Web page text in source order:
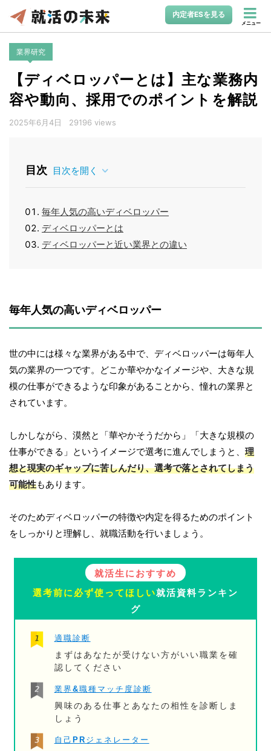
内定者ESを見る
メニュー
業界研究
【ディベロッパーとは】主な業務内
容や動向、採用でのポイントを解説
2025年6月4日 29196 views
目次 目次を開く
毎年人気の高いディベロッパー
ディベロッパーとは
ディベロッパーと近い業界との違い
毎年人気の高いディベロッパー
世の中には様々な業界がある中で、ディベロッパーは毎年人
気の業界の一つです。どこか華やかなイメージや、大きな規
模の仕事ができるような印象があることから、憧れの業界と
されています。
しかしながら、漠然と「華やかそうだから」「大きな規模の
仕事ができる」というイメージで選考に進んでしまうと、 理
想と現実のギャップに苦しんだり、選考で落とされてしまう
可能性もあります。
そのためディベロッパーの特徴や内定を得るためのポイント
をしっかりと理解し、就職活動を行いましょう。
就活生におすすめ
選考前に必ず使ってほしい就活資料ランキン
グ
適職診断
まずはあなたが受けない方がいい職業を確
認してください
業界&職種マッチ度診断
興味のある仕事とあなたの相性を診断しま
しょう
自己PRジェネレーター